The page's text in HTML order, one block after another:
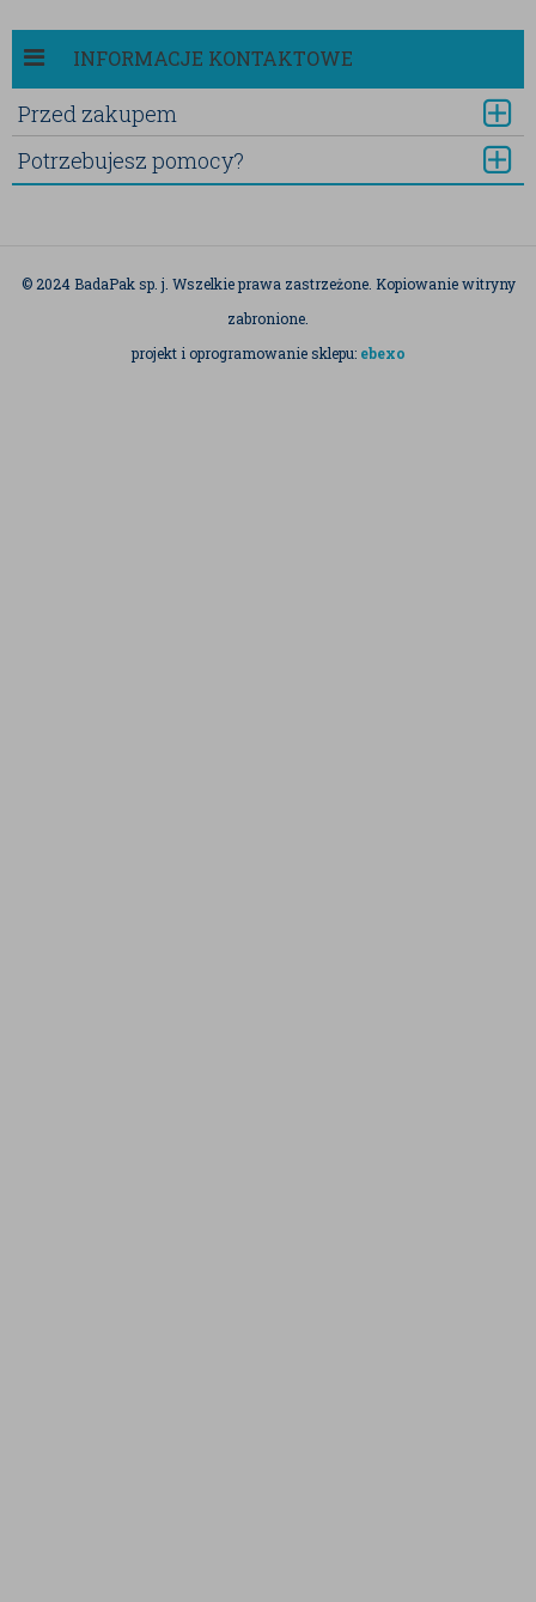
SEO Keywords:
- kawa rozpuszczalna
- kawa smakowa
- kawa w saszetkach
- kawa na każdą okazję
INFORMACJE KONTAKTOWE
Przed zakupem
Potrzebujesz pomocy?
© 2024 BadaPak sp. j. Wszelkie prawa zastrzeżone. Kopiowanie witryny
zabronione.
projekt i oprogramowanie sklepu: ebexo